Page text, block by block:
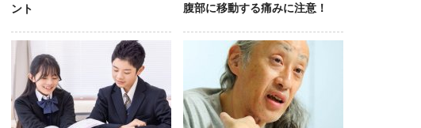
ント
腹部に移動する痛みに注意！